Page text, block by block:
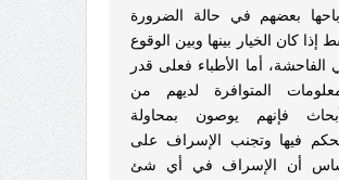
بعضهم في حالة الضرورة
إذا كان الخيار بينها وبين الوقوع
الفاحشة، أما الأطباء فعلى قدر
المتوافرة لديهم من
فإنهم يوصون بمحاولة
فيها وتجنب الإسراف على
أن الإسراف في أي شئ